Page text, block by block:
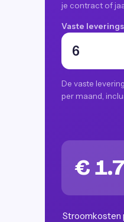
je contract of
Vaste
De vaste
per maand,
€
Stroomkosten